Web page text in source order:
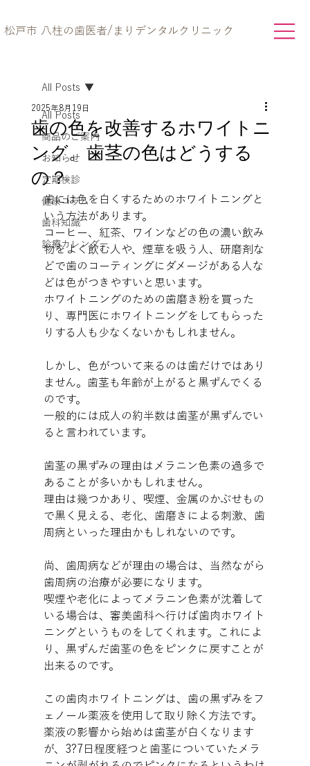
松戸市 八柱の歯医者/まりデンタルクリニック
All Posts
商品のご案内
お知らせ
定期検診
健康コラム
歯科知識
診療カレンダー
All Posts
歯の色を改善するホワイトニ
ング。歯茎の色はどうする
の？
2025年8月19日
歯には色を白くするためのホワイトニングと
いう方法があります。
コーヒー、紅茶、ワインなどの色の濃い飲み
物をよく飲む人や、煙草を吸う人、研磨剤な
どで歯のコーティングにダメージがある人な
どは色がつきやすいと思います。
ホワイトニングのための歯磨き粉を買った
り、専門医にホワイトニングをしてもらった
りする人も少なくないかもしれません。
しかし、色がついて来るのは歯だけではあり
ません。歯茎も年齢が上がると黒ずんでくる
のです。
一般的には成人の約半数は歯茎が黒ずんでい
ると言われています。
歯茎の黒ずみの理由はメラニン色素の過多で
あることが多いかもしれません。
理由は幾つかあり、喫煙、金属のかぶせもの
で黒く見える、老化、歯磨きによる刺激、歯
周病といった理由かもしれないのです。
尚、歯周病などが理由の場合は、当然ながら
歯周病の治療が必要になります。
喫煙や老化によってメラニン色素が沈着して
いる場合は、審美歯科へ行けば歯肉ホワイト
ニングというものをしてくれます。これによ
り、黒ずんだ歯茎の色をピンクに戻すことが
出来るのです。
この歯肉ホワイトニングは、歯の黒ずみをフ
ェノール薬液を使用して取り除く方法です。
薬液の影響から始めは歯茎が白くなります
が、3?7日程度経つと歯茎についていたメラ